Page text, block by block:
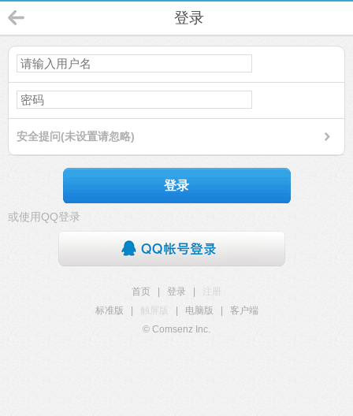
登录
安全提问(未设置请忽略)
登录
或使用QQ登录
首页 登录
注册
标准版
触屏版 电脑版
客户端
© Comsenz Inc.